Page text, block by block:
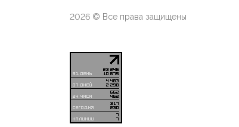
2026 © Все права защищены